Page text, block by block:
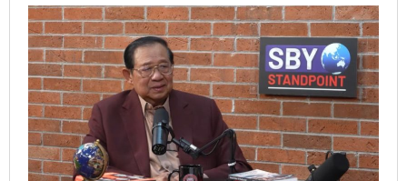
Berat
bagi
APBN
Indonesia